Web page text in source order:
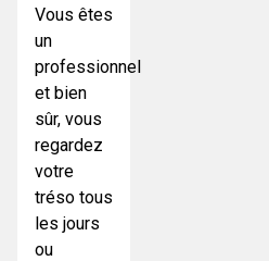
Vous êtes
un
professionnel
et bien
sûr, vous
regardez
votre
tréso tous
les jours
ou